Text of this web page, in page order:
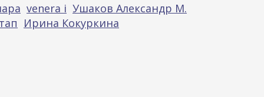
venera i Ушаков Александр М.
Ирина Кокуркина